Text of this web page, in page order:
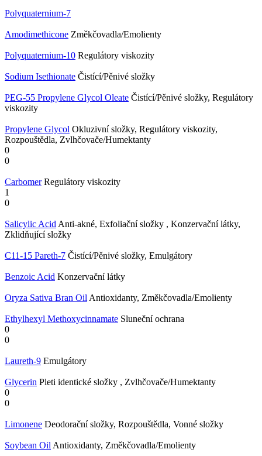
Polyquaternium-7
Amodimethicone Změkčovadla/Emolienty
Polyquaternium-10 Regulátory viskozity
Sodium Isethionate Čistící/Pěnivé složky
PEG-55 Propylene Glycol Oleate Čistící/Pěnivé složky, Regulátory
viskozity
Propylene Glycol Okluzivní složky, Regulátory viskozity,
Rozpouštědla, Zvlhčovače/Humektanty
0
0
Carbomer Regulátory viskozity
1
0
Salicylic Acid Anti-akné, Exfoliační složky , Konzervační látky,
Zklidňující složky
C11-15 Pareth-7 Čistící/Pěnivé složky, Emulgátory
Benzoic Acid Konzervační látky
Oryza Sativa Bran Oil Antioxidanty, Změkčovadla/Emolienty
Ethylhexyl Methoxycinnamate Sluneční ochrana
0
0
Laureth-9 Emulgátory
Glycerin Pleti identické složky , Zvlhčovače/Humektanty
0
0
Limonene Deodorační složky, Rozpouštědla, Vonné složky
Soybean Oil Antioxidanty, Změkčovadla/Emolienty